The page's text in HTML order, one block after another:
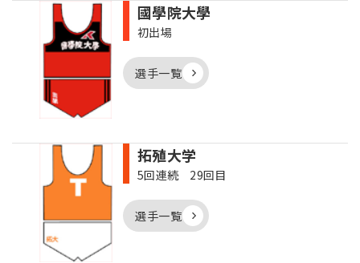
國學院大學
初出場
選手一覧
拓殖大学
5回連続 29回目
選手一覧